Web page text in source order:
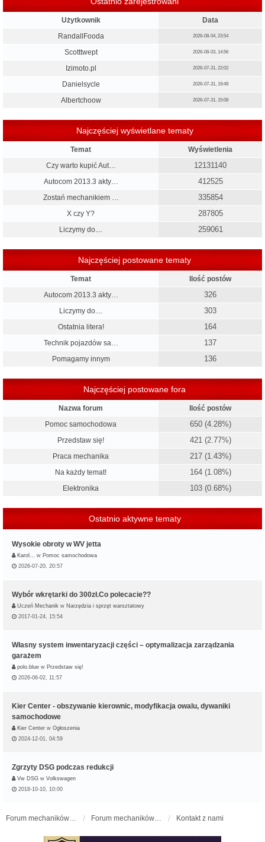
Użytkownik
Data
RandallFooda
2026-08-04, 23:54
Scotttwept 2026-08-03, 14:56
Izimoto.pl 2026-07-31, 22:02
Danielsycle 2026-07-31, 19:49
Albertchoow 2026-07-31, 15:08
Najczęściej wyświetlane tematy
Temat
Wyświetlenia
Czy warto kupić Aut…
12131140
Autocom 2013.3 akty… 412525
Zostań mechanikiem … 335854
X czy Y? 287805
Liczymy do.... 259061
Najczęściej postowane tematy
Temat
Ilość postów
Autocom 2013.3 akty…
326
Liczymy do.... 303
Ostatnia litera! 164
Technik pojazdów sa… 137
Pomagamy innym 136
Najczęściej postowane fora
Nazwa forum
Ilość postów
Pomoc samochodowa
650 (4.28%)
Przedstaw się! 421 (2.77%)
Praca mechanika 217 (1.43%)
Na każdy temat! 164 (1.08%)
Elektronika 103 (0.68%)
Ostatnio aktywne tematy
Wysokie obroty w WV jetta
Karol… w Pomoc samochodowa
2026-07-20, 20:57
Wybór wkrętarki do 300zł.Co polecacie??
Uczeń Mechanik w Narzędzia i sprzęt warsztatowy
2017-01-24, 15:54
Własny system inwentaryzacji części – optymalizacja zarządzania
garażem
polo.blue w Przedstaw się!
2026-06-02, 11:57
Kier Center - obszywanie kierownic, modyfikacja owalu, dywaniki
samochodowe
Kier Center w Ogłoszenia
2024-12-01, 04:59
Zgrzyty DSG podczas redukcji
Vw DSG w Volkswagen
2018-10-10, 10:00
Forum mechaników samochodowych - forum-mechaniczne.pl Forum mechaników samochodowych Kontakt z nami